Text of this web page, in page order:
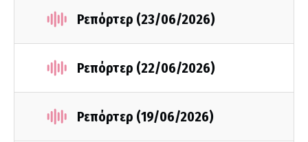
Ρεπόρτερ (23/06/2026)
Ρεπόρτερ (22/06/2026)
Ρεπόρτερ (19/06/2026)